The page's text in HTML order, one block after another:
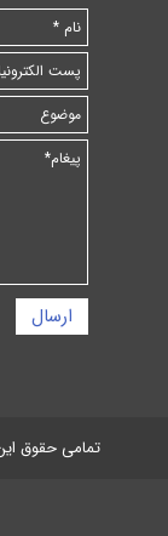
ارسال
تمامی حقوق